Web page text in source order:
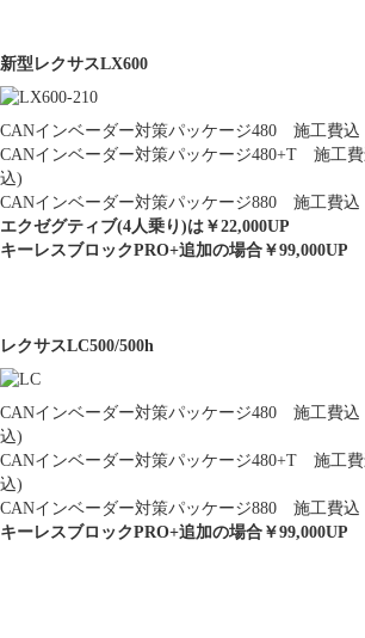
新型レクサスLX600
CANインベーダー対策パッケージ480 施工費
CANインベーダー対策パッケージ480+T 施工
込)
CANインベーダー対策パッケージ880 施工費
エクゼグティブ(4人乗り)は￥22,000UP
キーレスブロックPRO+追加の場合￥99,000UP
レクサスLC500/500h
CANインベーダー対策パッケージ480 施工費
込)
CANインベーダー対策パッケージ480+T 施工
込)
CANインベーダー対策パッケージ880 施工費
キーレスブロックPRO+追加の場合￥99,000UP